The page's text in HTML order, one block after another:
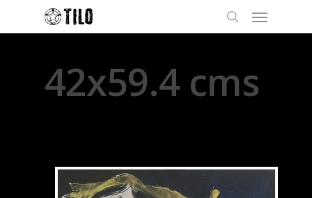
42x59.4 cms